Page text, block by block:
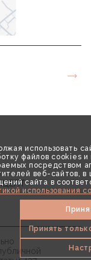
использовать
файлов cookies и
посредством
веб-сайтов, в
сайта в
использования
Принять